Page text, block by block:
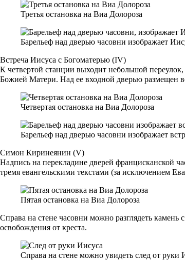
Третья остановка на Виа Долороза
Барельеф над дверью часовни изображает
Встреча Иисуса с Богоматерью (IV)
К четвертой станции выходит небольшой
Божией Матери. Над ее входной дверью размещен
Четвертая остановка на Виа Долороза
Барельеф над дверью часовни изображает
Симон Киринеянин (V)
Надпись на перекладине дверей францисканской
тремя евангельскими текстами (за исключением
Пятая остановка на Виа Долороза
Справа на стене часовни можно разглядеть
освобождения от креста.
Справа на стене можно увидеть след от руки